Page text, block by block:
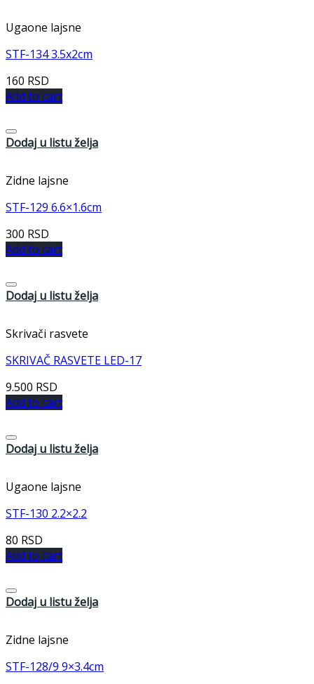
Ugaone lajsne
STF-134 3.5x2cm
160 RSD
Add to cart
Dodaj u listu želja
Zidne lajsne
STF-129 6.6×1.6cm
300 RSD
Add to cart
Dodaj u listu želja
Skrivači rasvete
SKRIVAČ RASVETE LED-17
9.500 RSD
Add to cart
Dodaj u listu želja
Ugaone lajsne
STF-130 2.2×2.2
80 RSD
Add to cart
Dodaj u listu želja
Zidne lajsne
STF-128/9 9×3.4cm